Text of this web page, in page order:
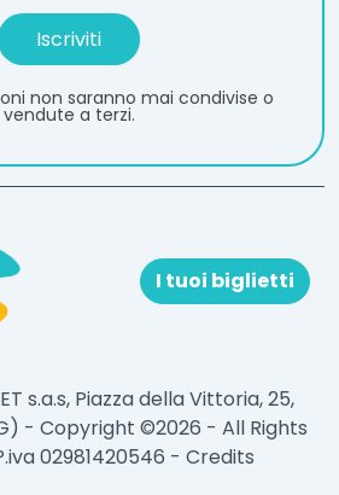
non saranno mai condivise o
vendute a terzi.
I tuoi biglietti
s.a.s, Piazza della Vittoria, 25,
- Copyright ©2026 - All Rights
02981420546 - Credits